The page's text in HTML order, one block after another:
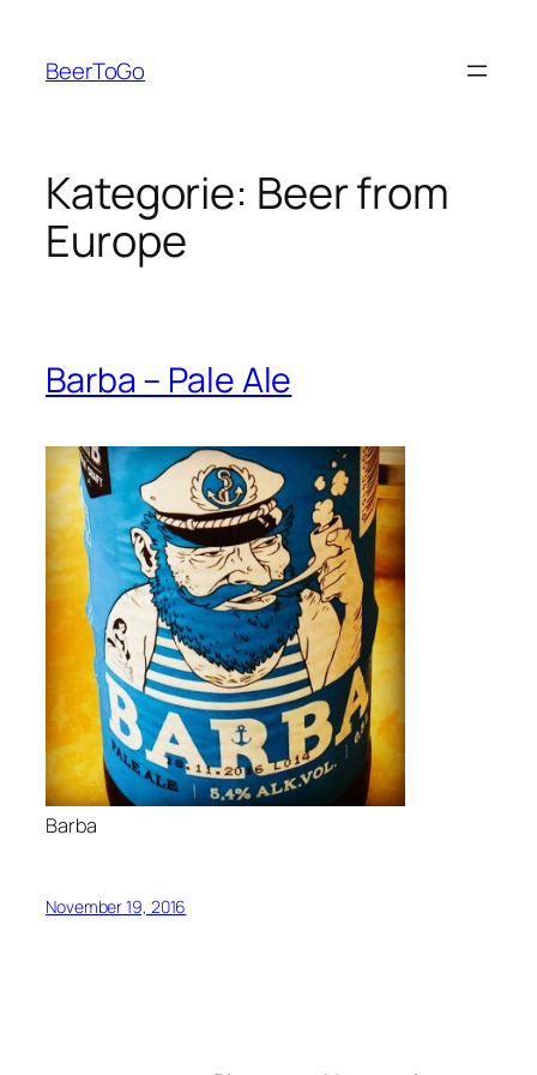
springen
BeerToGo
Kategorie: Beer from
Europe
Barba – Pale Ale
Barba
November 19, 2016